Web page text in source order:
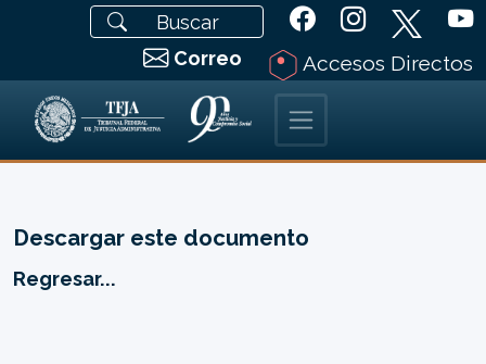
Correo Accesos Directos
Descargar este documento
Regresar...